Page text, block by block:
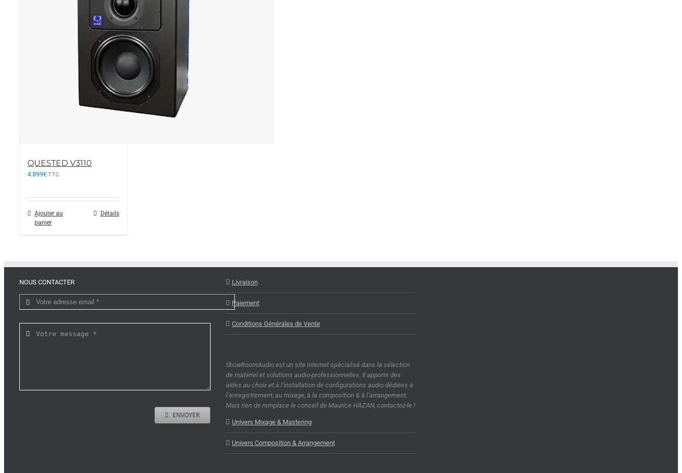
QUESTED V3110
4.899€ TTC
Ajouter au
panier
Détails
NOUS CONTACTER
ENVOYER
Livraison
Paiement
Conditions Générales de Vente
ShowRoomAudio est un site internet spécialisé dans la sélection
de matériel et solutions audio-professionnelles. Il apporte des
aides au choix et à l’installation de configurations audio dédiées à
l’enregistrement, au mixage, à la composition & à l’arrangement.
Mais rien de remplace le conseil de Maurice HAZAN, contactez-le !
Univers Mixage & Mastering
Univers Composition & Arrangement